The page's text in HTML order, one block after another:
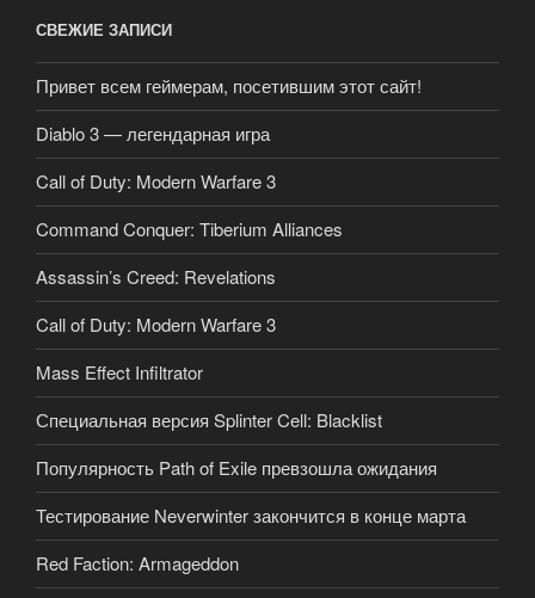
СВЕЖИЕ ЗАПИСИ
Привет всем геймерам, посетившим этот сайт!
Diablo 3 — легендарная игра
Call of Duty: Modern Warfare 3
Command Conquer: Tiberium Alliances
Assassin’s Creed: Revelations
Call of Duty: Modern Warfare 3
Mass Effect Infiltrator
Специальная версия Splinter Cell: Blacklist
Популярность Path of Exile превзошла ожидания
Тестирование Neverwinter закончится в конце марта
Red Faction: Armageddon